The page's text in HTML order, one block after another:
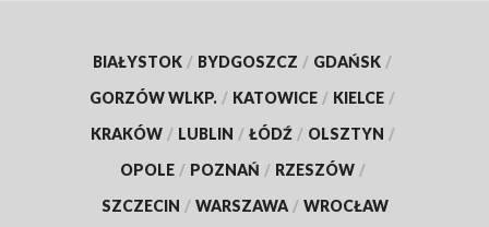
BIAŁYSTOK / BYDGOSZCZ / GDAŃSK /
GORZÓW WLKP. / KATOWICE / KIELCE /
KRAKÓW / LUBLIN / ŁÓDŹ / OLSZTYN /
OPOLE / POZNAŃ / RZESZÓW /
SZCZECIN / WARSZAWA / WROCŁAW